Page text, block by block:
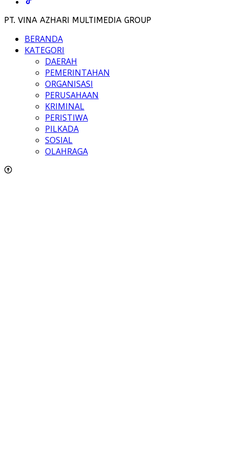
PT. VINA AZHARI MULTIMEDIA GROUP
BERANDA
KATEGORI
DAERAH
PEMERINTAHAN
ORGANISASI
PERUSAHAAN
KRIMINAL
PERISTIWA
PILKADA
SOSIAL
OLAHRAGA